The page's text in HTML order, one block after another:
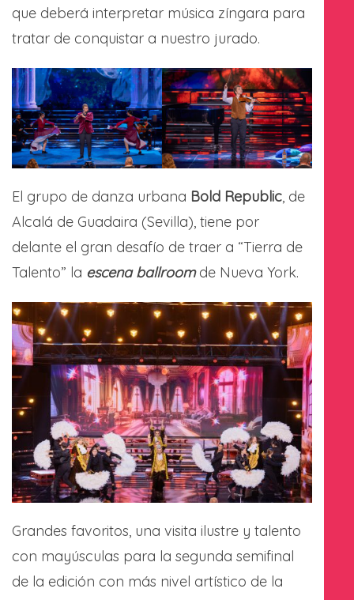
que deberá interpretar música zíngara para
tratar de conquistar a nuestro jurado.
El grupo de danza urbana Bold Republic, de
Alcalá de Guadaira (Sevilla), tiene por
delante el gran desafío de traer a “Tierra de
Talento” la escena ballroomde Nueva York.
Grandes favoritos, una visita ilustre y talento
con mayúsculas para la segunda semifinal
de la edición con más nivel artístico de la